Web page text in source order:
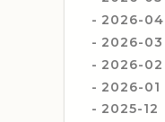
2026-04
2026-03
2026-02
2026-01
2025-12